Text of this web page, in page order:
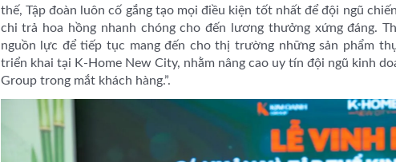
thế, Tập đoàn luôn cố gắng tạo mọi điều kiện tốt nhất để đội ngũ
chi trả hoa hồng nhanh chóng cho đến lương thưởng xứng đáng.
nguồn lực để tiếp tục mang đến cho thị trường những sản phẩm
triển khai tại K-Home New City, nhằm nâng cao uy tín đội ngũ kinh
Group trong mắt khách hàng.”.